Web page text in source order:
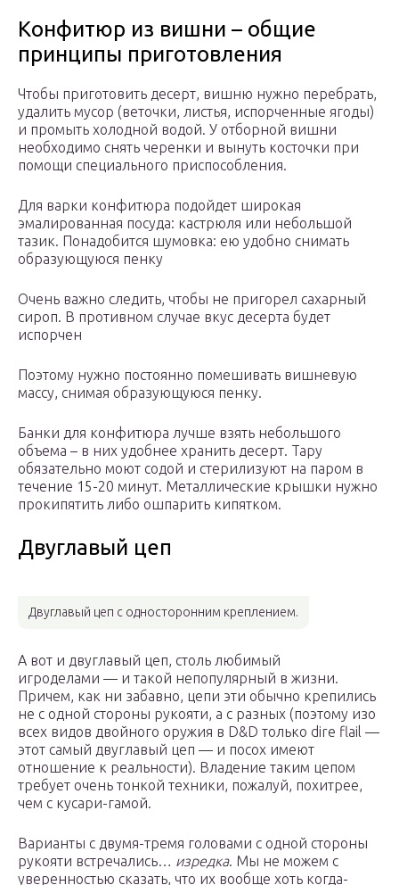
Конфитюр из вишни – общие
принципы приготовления
Чтобы приготовить десерт, вишню нужно перебрать,
удалить мусор (веточки, листья, испорченные ягоды)
и промыть холодной водой. У отборной вишни
необходимо снять черенки и вынуть косточки при
помощи специального приспособления.
Для варки конфитюра подойдет широкая
эмалированная посуда: кастрюля или небольшой
тазик. Понадобится шумовка: ею удобно снимать
образующуюся пенку
Очень важно следить, чтобы не пригорел сахарный
сироп. В противном случае вкус десерта будет
испорчен
Поэтому нужно постоянно помешивать вишневую
массу, снимая образующуюся пенку.
Банки для конфитюра лучше взять небольшого
объема – в них удобнее хранить десерт. Тару
обязательно моют содой и стерилизуют на паром в
течение 15-20 минут. Металлические крышки нужно
прокипятить либо ошпарить кипятком.
Двуглавый цеп
Двуглавый цеп с односторонним креплением.
А вот и двуглавый цеп, столь любимый
игроделами — и такой непопулярный в жизни.
Причем, как ни забавно, цепи эти обычно крепились
не с одной стороны рукояти, а с разных (поэтому изо
всех видов двойного оружия в D&D только dire flail —
этот самый двуглавый цеп — и посох имеют
отношение к реальности). Владение таким цепом
требует очень тонкой техники, пожалуй, похитрее,
чем с кусари-гамой.
Варианты с двумя-тремя головами с одной стороны
рукояти встречались… изредка. Мы не можем с
уверенностью сказать, что их вообще хоть когда-